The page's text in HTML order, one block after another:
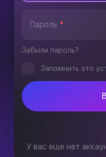
Пароль *
Забыли пароль?
Запомнить это
У вас еще нет